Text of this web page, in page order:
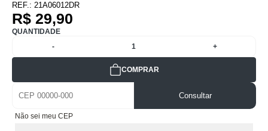
REF.: 21A06012DR
R$ 29,90
QUANTIDADE
-
1 +
COMPRAR
Consultar
Não sei meu CEP